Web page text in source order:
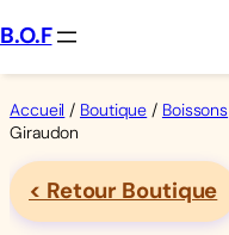
Aller
au
contenu
B.O.F
Accueil / Boutique / Boissons
Giraudon
< Retour Boutique